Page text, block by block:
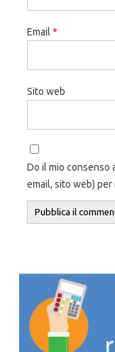
Email *
Sito web
Do il mio consenso
email, sito web)